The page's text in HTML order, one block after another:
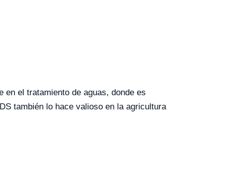
el tratamiento de aguas, donde es
también lo hace valioso en la agricultura